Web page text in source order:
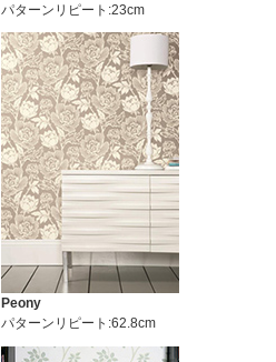
パターンリピート:23cm
Peony
パターンリピート:62.8cm